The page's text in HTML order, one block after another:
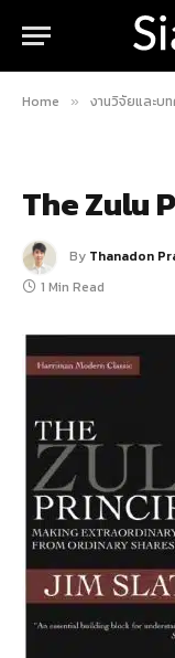
Home » งานวิจัยและบ
The Zulu
By Thanadon
1 Min Read